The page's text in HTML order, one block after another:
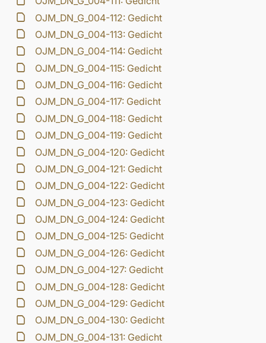
OJM_DN_G_004-112: Gedicht
OJM_DN_G_004-113: Gedicht
OJM_DN_G_004-114: Gedicht
OJM_DN_G_004-115: Gedicht
OJM_DN_G_004-116: Gedicht
OJM_DN_G_004-117: Gedicht
OJM_DN_G_004-118: Gedicht
OJM_DN_G_004-119: Gedicht
OJM_DN_G_004-120: Gedicht
OJM_DN_G_004-121: Gedicht
OJM_DN_G_004-122: Gedicht
OJM_DN_G_004-123: Gedicht
OJM_DN_G_004-124: Gedicht
OJM_DN_G_004-125: Gedicht
OJM_DN_G_004-126: Gedicht
OJM_DN_G_004-127: Gedicht
OJM_DN_G_004-128: Gedicht
OJM_DN_G_004-129: Gedicht
OJM_DN_G_004-130: Gedicht
OJM_DN_G_004-131: Gedicht